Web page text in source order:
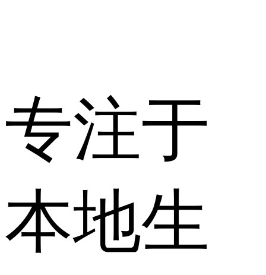
专注于
本地生